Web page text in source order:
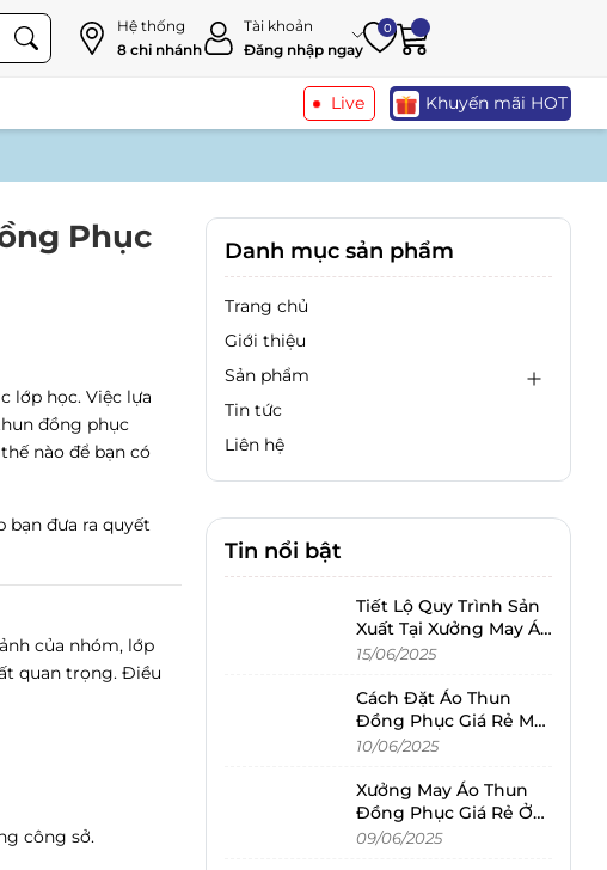
Hệ thống
8 chi nhánh
Tài khoản
Đăng nhập ngay
0
Live Khuyến mãi HOT
Phục
lớp học. Việc lựa
đồng phục
nào để bạn có
bạn đưa ra quyết
của nhóm, lớp
quan trọng. Điều
công sở.
Danh mục sản phẩm
Trang chủ
Giới thiệu
Sản phẩm
Tin tức
Liên hệ
Tin nổi bật
Tiết Lộ Quy Trình Sản
Xuất Tại Xưởng May Áo
Thun Đồng Phục Giá
15/06/2025
Cách Đặt Áo Thun
Đồng Phục Giá Rẻ Mà
Không Bị Hớ
10/06/2025
Xưởng May Áo Thun
Đồng Phục Giá Rẻ Ở
Đồng Nai – Nên Chọn
09/06/2025